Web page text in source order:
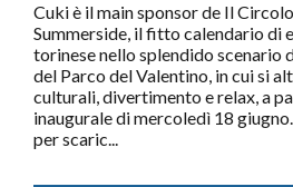
Cuki è il main sponsor de Il
Summerside, il fitto calendario di
torinese nello splendido scenario
del Parco del Valentino, in cui si
culturali, divertimento e relax, a
inaugurale di mercoledì 18
per scaric...